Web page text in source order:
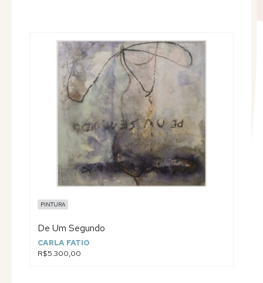
PINTURA
De Um Segundo
CARLA FATIO
R$5.300,00